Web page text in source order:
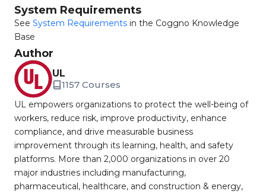
System Requirements
See System Requirements in the Coggno Knowledge
Base
Author
UL
1157 Courses
UL empowers organizations to protect the well-being of
workers, reduce risk, improve productivity, enhance
compliance, and drive measurable business
improvement through its learning, health, and safety
platforms. More than 2,000 organizations in over 20
major industries including manufacturing,
pharmaceutical, healthcare, and construction & energy,